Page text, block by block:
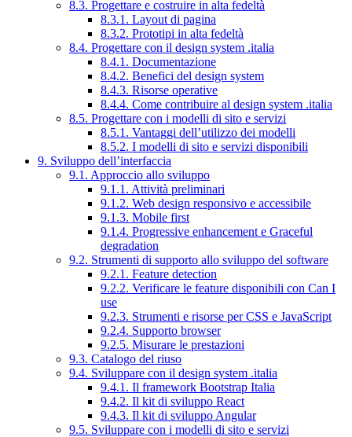
8.3. Progettare e costruire in alta fedeltà
8.3.1. Layout di pagina
8.3.2. Prototipi in alta fedeltà
8.4. Progettare con il design system .italia
8.4.1. Documentazione
8.4.2. Benefici del design system
8.4.3. Risorse operative
8.4.4. Come contribuire al design system .italia
8.5. Progettare con i modelli di sito e servizi
8.5.1. Vantaggi dell’utilizzo dei modelli
8.5.2. I modelli di sito e servizi disponibili
9. Sviluppo dell’interfaccia
9.1. Approccio allo sviluppo
9.1.1. Attività preliminari
9.1.2. Web design responsivo e accessibile
9.1.3. Mobile first
9.1.4. Progressive enhancement e Graceful
degradation
9.2. Strumenti di supporto allo sviluppo del software
9.2.1. Feature detection
9.2.2. Verificare le feature disponibili con Can I
use
9.2.3. Strumenti e risorse per CSS e JavaScript
9.2.4. Supporto browser
9.2.5. Misurare le prestazioni
9.3. Catalogo del riuso
9.4. Sviluppare con il design system .italia
9.4.1. Il framework Bootstrap Italia
9.4.2. Il kit di sviluppo React
9.4.3. Il kit di sviluppo Angular
9.5. Sviluppare con i modelli di sito e servizi